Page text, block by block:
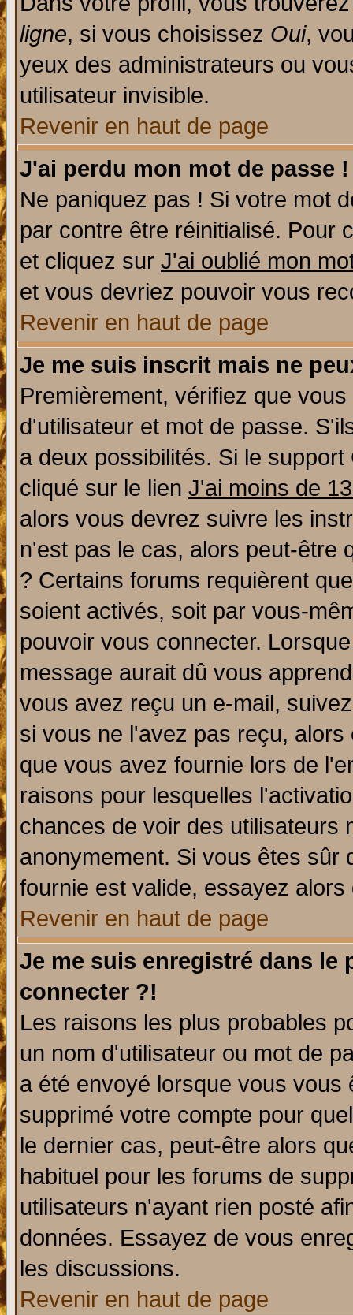
ligne, si vous choisissez Oui,
yeux des administrateurs ou
utilisateur invisible.
Revenir en haut de page
J'ai perdu mon mot de passe !
Ne paniquez pas ! Si votre mot
par contre être réinitialisé. Pour
et cliquez sur J'ai oublié mon
et vous devriez pouvoir vous
Revenir en haut de page
Je me suis inscrit mais ne
Premièrement, vérifiez que
d'utilisateur et mot de passe.
a deux possibilités. Si le
cliqué sur le lien J'ai moins de
alors vous devrez suivre les
n'est pas le cas, alors peut-être
? Certains forums requièrent
soient activés, soit par vous-
pouvoir vous connecter.
message aurait dû vous
vous avez reçu un e-mail,
si vous ne l'avez pas reçu,
que vous avez fournie lors de
raisons pour lesquelles
chances de voir des utilisateurs
anonymement. Si vous êtes sûr
fournie est valide, essayez
Revenir en haut de page
Je me suis enregistré dans le
connecter ?!
Les raisons les plus probables
un nom d'utilisateur ou mot de
a été envoyé lorsque vous
supprimé votre compte pour
le dernier cas, peut-être alors
habituel pour les forums de
utilisateurs n'ayant rien posté
données. Essayez de vous
les discussions.
Revenir en haut de page